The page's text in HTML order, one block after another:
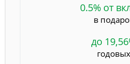
0.5% от
в
до
годовых